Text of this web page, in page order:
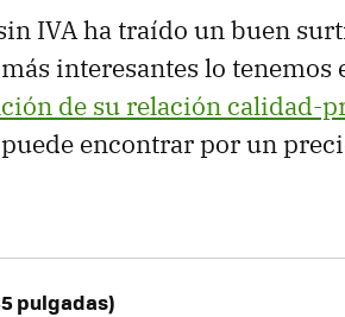
IVA ha traído un buen
interesantes lo tenemos
de su relación calidad-
encontrar por un
pulgadas)